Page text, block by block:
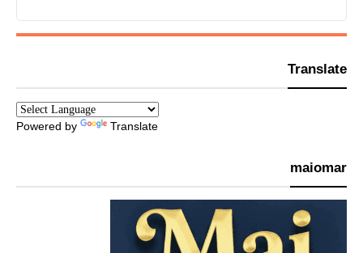
Translate
Powered by Translate
maiomar